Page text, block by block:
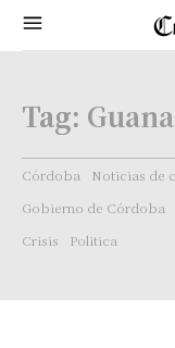
Tag:
Córdoba Noticias de
Gobierno de Córdoba
Crisis
Politica